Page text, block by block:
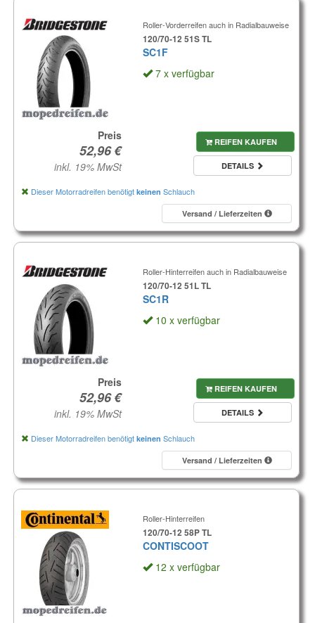
Roller-Vorderreifen auch in Radialbauweise
120/70-12 51S TL
SC1F
7 x verfügbar
Preis
inkl. 19% MwSt
REIFEN KAUFEN
DETAILS
Dieser Motorradreifen benötigt keinen Schlauch
Versand / Lieferzeiten
Roller-Hinterreifen auch in Radialbauweise
120/70-12 51L TL
SC1R
10 x verfügbar
Preis
inkl. 19% MwSt
REIFEN KAUFEN
DETAILS
Dieser Motorradreifen benötigt keinen Schlauch
Versand / Lieferzeiten
Roller-Hinterreifen
120/70-12 58P TL
CONTISCOOT
12 x verfügbar